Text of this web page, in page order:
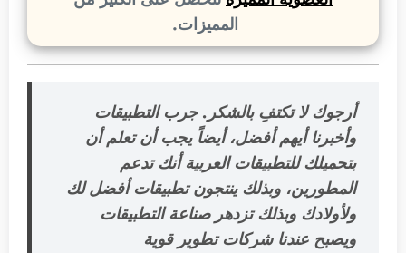
المميزات.
أرجوك لا تكتفِ بالشكر. جرب التطبيقات
وأخبرنا أيهم أفضل، أيضاً يجب أن تعلم أن
بتحميلك للتطبيقات العربية أنك تدعم
المطورين، وبذلك ينتجون تطبيقات أفضل لك
ولأولادك وبذلك تزدهر صناعة التطبيقات
ويصبح عندنا شركات تطوير قوية